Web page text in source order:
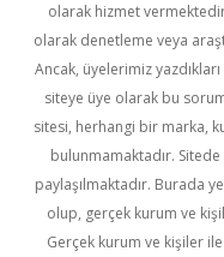
olarak hizmet
olarak denetleme veya
Ancak, üyelerimiz
siteye üye olarak bu
sitesi, herhangi bir marka,
bulunmamaktadır. Sitede
paylaşılmaktadır. Burada
olup, gerçek kurum ve
Gerçek kurum ve kişiler